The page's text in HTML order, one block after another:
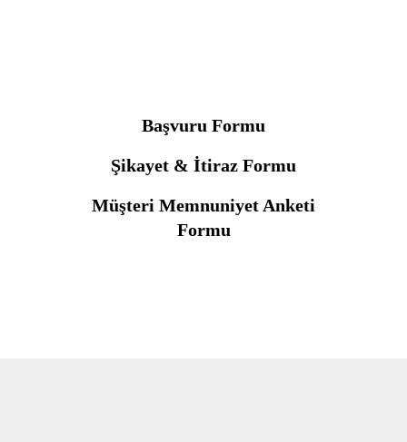
Başvuru Formu
Şikayet & İtiraz Formu
Müşteri Memnuniyet Anketi
Formu